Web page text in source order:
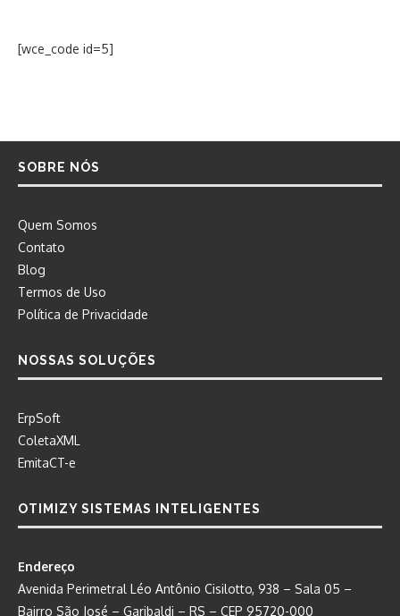
[wce_code id=5]
SOBRE NÓS
Quem Somos
Contato
Blog
Termos de Uso
Política de Privacidade
NOSSAS SOLUÇÕES
ErpSoft
ColetaXML
EmitaCT-e
OTIMIZY SISTEMAS INTELIGENTES
Endereço
Avenida Perimetral Léo Antônio Cisilotto, 938 – Sala 05 –
Bairro São José – Garibaldi – RS – CEP 95720-000